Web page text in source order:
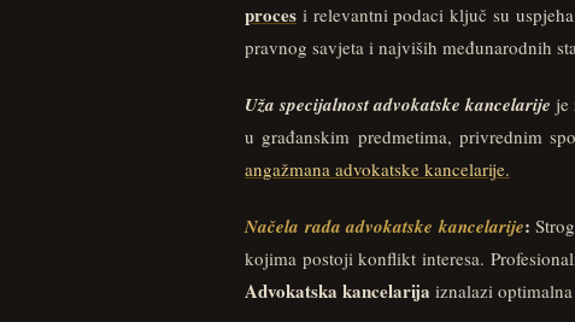
proces i relevantni podaci ključ su
pravnog savjeta i najviših međunarodnih
Uža specijalnost advokatske kancelarije je
u građanskim predmetima, privrednim
angažmana advokatske kancelarije.
Načela rada advokatske kancelarije:
kojima postoji konflikt interesa.
Advokatska kancelarija iznalazi